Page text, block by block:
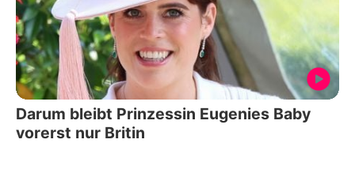
Darum bleibt Prinzessin Eugenies Baby
vorerst nur Britin